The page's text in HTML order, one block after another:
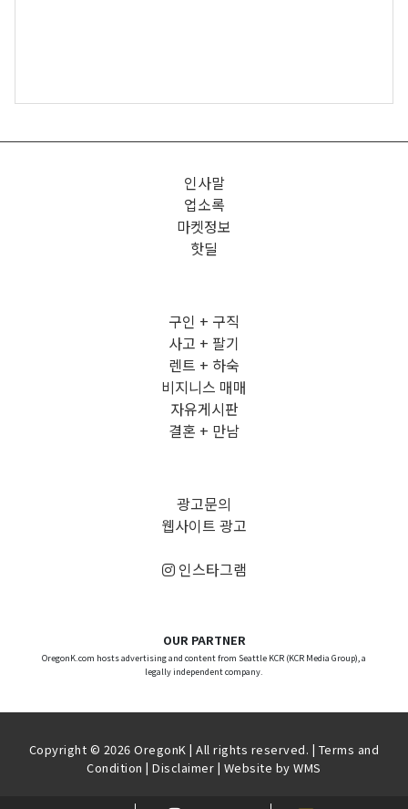
인사말
업소록
마켓정보
핫딜
구인 + 구직
사고 + 팔기
렌트 + 하숙
비지니스 매매
자유게시판
결혼 + 만남
광고문의
웹사이트 광고
인스타그램
OUR PARTNER
OregonK.com hosts advertising and content from Seattle KCR (KCR Media Group), a
legally independent company.
Copyright © 2026 OregonK | All rights reserved. | Terms and
Condition |Disclaimer | Website byWMS